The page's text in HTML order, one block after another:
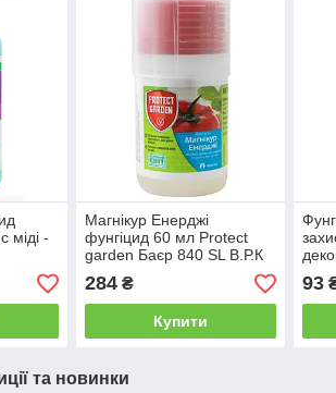
міді -
Магнікур Енерджі
фунгіцид 60 мл Protect
garden Баєр 840 SL В.Р.К
284₴
Купити
93
та новинки